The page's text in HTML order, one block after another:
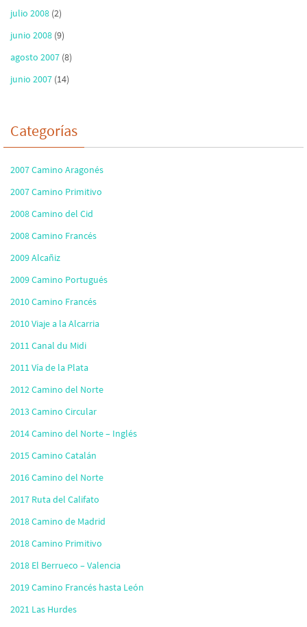
julio 2008 (2)
junio 2008 (9)
agosto 2007 (8)
junio 2007 (14)
Categorías
2007 Camino Aragonés
2007 Camino Primitivo
2008 Camino del Cid
2008 Camino Francés
2009 Alcañiz
2009 Camino Portugués
2010 Camino Francés
2010 Viaje a la Alcarria
2011 Canal du Midi
2011 Vía de la Plata
2012 Camino del Norte
2013 Camino Circular
2014 Camino del Norte – Inglés
2015 Camino Catalán
2016 Camino del Norte
2017 Ruta del Califato
2018 Camino de Madrid
2018 Camino Primitivo
2018 El Berrueco – Valencia
2019 Camino Francés hasta León
2021 Las Hurdes